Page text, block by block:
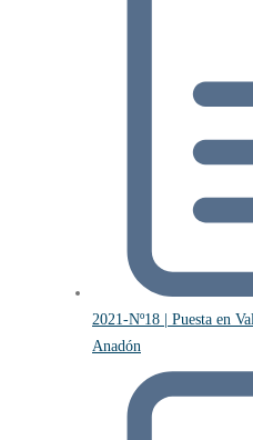
2021-Nº18 | Puesta en
Anadón